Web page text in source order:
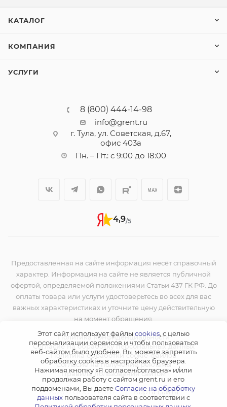
КАТАЛОГ
КОМПАНИЯ
УСЛУГИ
8 (800) 444-14-98
info@grent.ru
г. Тула, ул. Советская, д.67,
офис 403а
Пн. – Пт.: с 9:00 до 18:00
4,9/5
Предоставленная на сайте информация несёт справочный
характер. Информация на сайте не является публичной
офертой, определяемой положениями Статьи 437 ГК РФ. До
оплаты товара или услуги удостоверьтесь во всех для вас
важных характеристиках и уточните цену действительную
на момент обращения.
Политика конфиденциальности
Согласие на обработку персональных данных
Политика обработки cookie-файлов
Согласие на получение рекламы
Правила пользования сайтом
2026 © ООО "ГРЭНТ" | Карта сайта
Этот сайт использует файлы cookies, с целью
персонализации сервисов и чтобы пользоваться
веб-сайтом было удобнее. Вы можете запретить
обработку сookies в настройках браузера.
Нажимая кнопку «Я согласен/согласна» и/или
продолжая работу с сайтом grent.ru и его
поддоменами, Вы даетеСогласие на обработку
данныхпользователя сайта в соответствии с